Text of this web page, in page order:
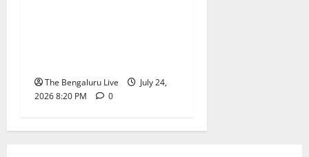
The Bengaluru Live
July 24,
2026 8:20 PM
0